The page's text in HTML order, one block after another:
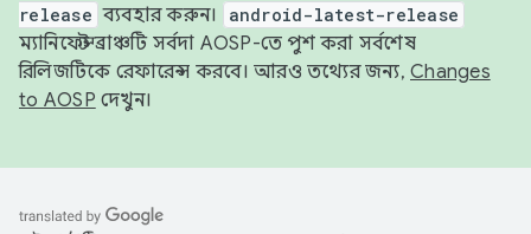
release ব্যবহার করুন। android-latest-release
ম্যানিফেস্ট ব্রাঞ্চটি সর্বদা AOSP-তে পুশ করা সর্বশেষ
রিলিজটিকে রেফারেন্স করবে। আরও তথ্যের জন্য, Changes
to AOSP দেখুন।